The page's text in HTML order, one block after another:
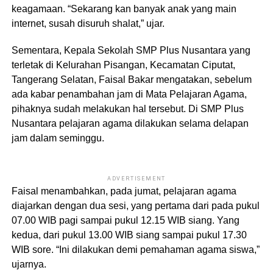
keagamaan. “Sekarang kan banyak anak yang main
internet, susah disuruh shalat,” ujar.
Sementara, Kepala Sekolah SMP Plus Nusantara yang
terletak di Kelurahan Pisangan, Kecamatan Ciputat,
Tangerang Selatan, Faisal Bakar mengatakan, sebelum
ada kabar penambahan jam di Mata Pelajaran Agama,
pihaknya sudah melakukan hal tersebut. Di SMP Plus
Nusantara pelajaran agama dilakukan selama delapan
jam dalam seminggu.
ADVERTISEMENT
Faisal menambahkan, pada jumat, pelajaran agama
diajarkan dengan dua sesi, yang pertama dari pada pukul
07.00 WIB pagi sampai pukul 12.15 WIB siang. Yang
kedua, dari pukul 13.00 WIB siang sampai pukul 17.30
WIB sore. “Ini dilakukan demi pemahaman agama siswa,”
ujarnya.